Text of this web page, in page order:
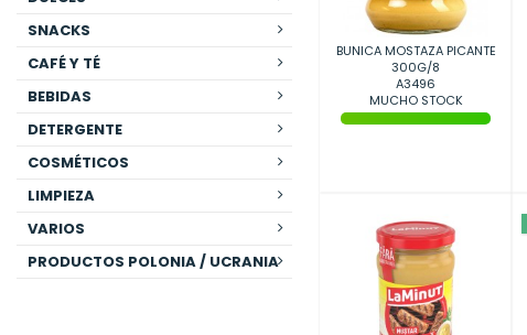
SNACKS
CAFÉ Y TÉ
BEBIDAS
DETERGENTE
COSMÉTICOS
LIMPIEZA
VARIOS
PRODUCTOS POLONIA / UCRANIA
BUNICA MOSTAZA PICANTE
300G/8
A3496
MUCHO STOCK